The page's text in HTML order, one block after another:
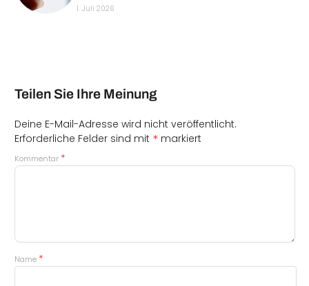
1. Juli 2026
Teilen Sie Ihre Meinung
Deine E-Mail-Adresse wird nicht veröffentlicht.
Erforderliche Felder sind mit * markiert
Kommentar *
Name *